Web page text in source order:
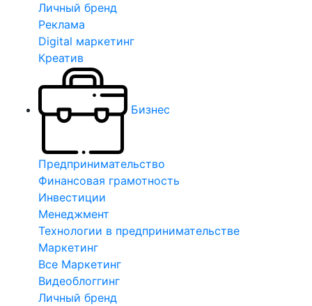
Личный бренд
Реклама
Digital маркетинг
Креатив
Бизнес
Предпринимательство
Финансовая грамотность
Инвестиции
Менеджмент
Технологии в предпринимательстве
Маркетинг
Все Маркетинг
Видеоблоггинг
Личный бренд